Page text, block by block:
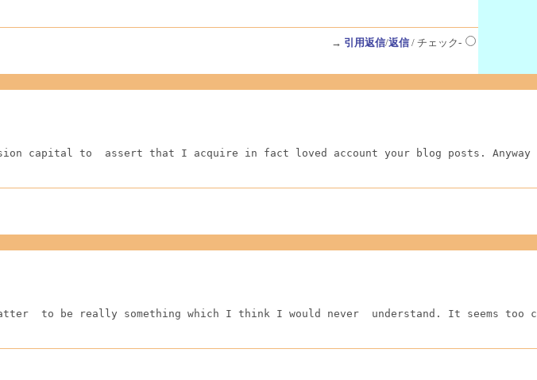
→ 引用返信/返信/ チェック-
capital to  assert that I acquire in fact loved account your blog posts.
to be really something which I think I would never  understand. It seems